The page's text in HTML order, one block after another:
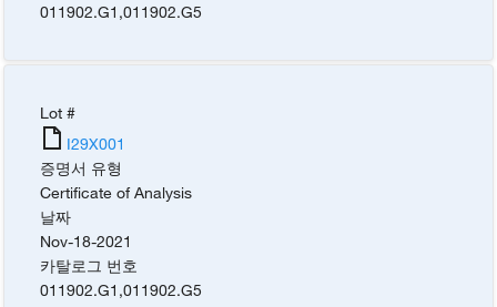
011902.G1 ,011902.G5
Lot #
I29X001
증명서 유형
Certificate of Analysis
날짜
Nov-18-2021
카탈로그 번호
011902.G1 ,011902.G5